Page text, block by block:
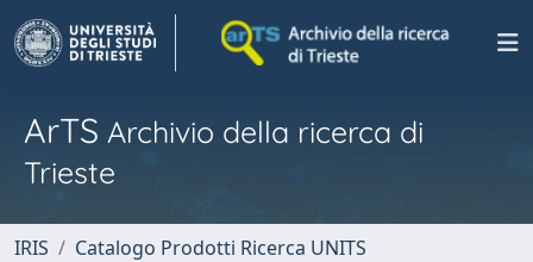
ArTS Archivio della ricerca di
Trieste
IRIS
Catalogo Prodotti Ricerca UNITS